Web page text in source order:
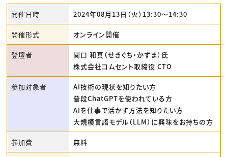
開催日時 2024年08月13日（火）13:30〜14:30
開催形式 オンライン開催
登壇者
関口 和真（せきぐち・かずま）氏
株式会社コムセント取締役 CTO
参加対象者
AI技術の現状を知りたい方
普段ChatGPTを使われている方
AIを仕事で活かす方法を知りたい方
大規模言語モデル（LLM）に興味をお持ちの方
参加費 無料